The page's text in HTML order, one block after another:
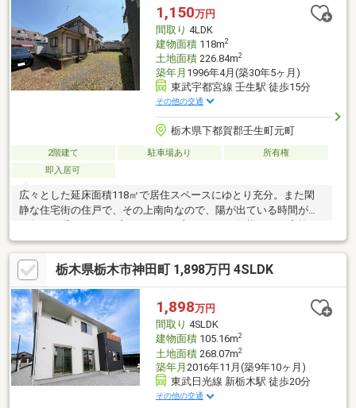
1,150万円
間取り 4LDK
建物面積118m2
土地面積226.84m2
築年月 1996年4月(築30年5ヶ月)
東武宇都宮線 壬生駅 徒歩15分
その他の交通
栃木県下都賀郡壬生町元町
2階建て 駐車場あり
所有権
即入居可
広々とした延床面積118㎡で居住スペースにゆとり充分。また閑
静な住宅街の住戸で、その上南向なので、陽が出ている時間が短
い冬でも暖かさキープ。ちなみにプロパンガス仕様です。家族と
いうコミュニティを支える4LDK。是非見学にお越しください。
栃木県栃木市神田町 1,898万円 4SLDK
1,898万円
間取り 4SLDK
建物面積105.16m2
土地面積268.07m2
築年月 2016年11月(築9年10ヶ月)
東武日光線 新栃木駅 徒歩20分
その他の交通